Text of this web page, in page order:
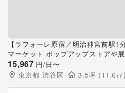
【ラフォーレ原宿／明治神宮前駅1
マーケット ポップアップストアや
トに最適、販売スタッフ不要なイベ
(スペース中)
15,967 円/日〜
東京都 渋谷区 3.5坪 (11.6 ㎡)